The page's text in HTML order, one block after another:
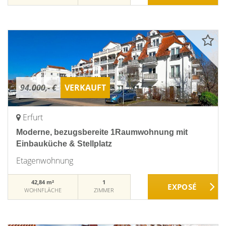
94.000,- € VERKAUFT
Erfurt
Moderne, bezugsbereite 1Raumwohnung mit
Einbauküche & Stellplatz
Etagenwohnung
42,84 m²
WOHNFLÄCHE
1
ZIMMER